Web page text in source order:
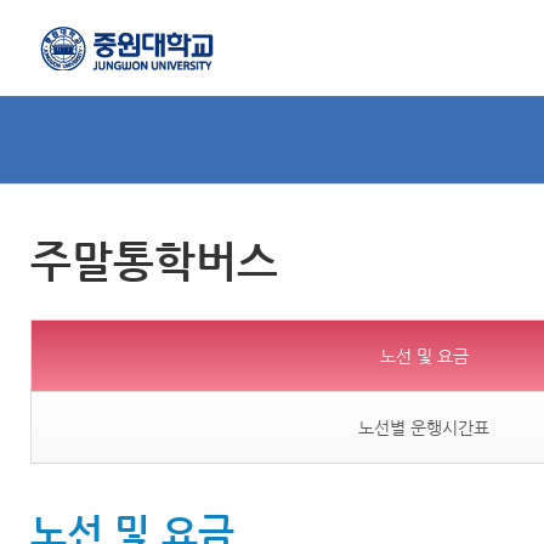
주말통학버스
노선 및 요금
노선별 운행시간표
노선 및 요금